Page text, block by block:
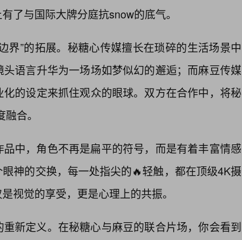
了与国际大牌分庭抗snow的底气。
界”的拓展。秘糖心传媒擅长在琐碎的生活场景中
语言升华为一场场如梦似幻的邂逅；而麻豆传媒
的设定来抓住观众的眼球。双方在合作中，将秘
合。
中，角色不再是扁平的符号，而是有着丰富情感
神的交换，每一处指尖的🔥轻触，都在顶级4K摄
视觉的享受，更是心理上的共振。
新定义。在秘糖心与麻豆的联合片场，你会看到